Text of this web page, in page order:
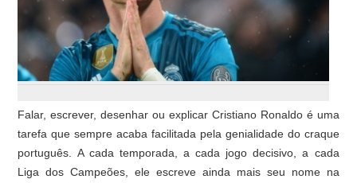
Falar, escrever, desenhar ou explicar Cristiano Ronaldo é uma
tarefa que sempre acaba facilitada pela genialidade do craque
português. A cada temporada, a cada jogo decisivo, a cada
Liga dos Campeões, ele escreve ainda mais seu nome na